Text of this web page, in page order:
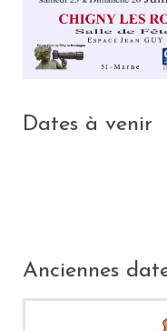
Dates à venir
Anciennes